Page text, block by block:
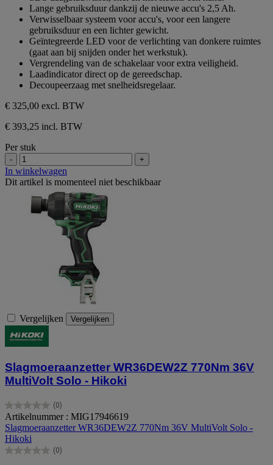
Lange gebruiksduur dankzij de nieuwe accu's 2,5 Ah.
Verwisselbaar systeem voor accu's, voor een langere
gebruiksduur en een lichter gewicht.
Geïntegreerde LED voor de verlichting van donkere ruimtes
(gaat aan bij snijden onder het werkstuk).
Vergrendeling van de schakelaar voor extra veiligheid.
Laadindicator direct op de gereedschap.
Decoupeerzaag met snelheidsregelaar.
€ 325,00 excl. BTW
€ 393,25 incl. BTW
Per stuk
- +
In winkelwagen
Dit artikel is momenteel niet beschikbaar
Vergelijken Vergelijken
Slagmoeraanzetter WR36DEW2Z 770Nm 36V
MultiVolt Solo - Hikoki
(0)
0.0
van
de
5
sterren.
Artikelnummer : MIG17946619
Slagmoeraanzetter WR36DEW2Z 770Nm 36V MultiVolt Solo -
Hikoki
(0)
0.0